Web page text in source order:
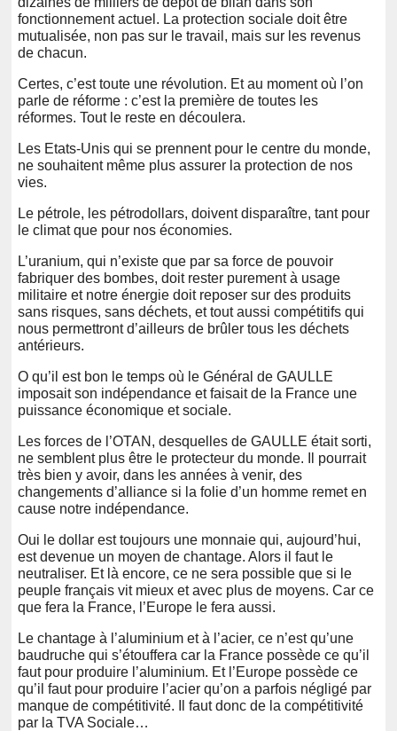
fonctionnement actuel. La protection sociale doit être
mutualisée, non pas sur le travail, mais sur les revenus
de chacun.
Certes, c’est toute une révolution. Et au moment où l’on
parle de réforme : c’est la première de toutes les
réformes. Tout le reste en découlera.
Les Etats-Unis qui se prennent pour le centre du monde,
ne souhaitent même plus assurer la protection de nos
vies.
Le pétrole, les pétrodollars, doivent disparaître, tant pour
le climat que pour nos économies.
L’uranium, qui n’existe que par sa force de pouvoir
fabriquer des bombes, doit rester purement à usage
militaire et notre énergie doit reposer sur des produits
sans risques, sans déchets, et tout aussi compétitifs qui
nous permettront d’ailleurs de brûler tous les déchets
antérieurs.
O qu’il est bon le temps où le Général de GAULLE
imposait son indépendance et faisait de la France une
puissance économique et sociale.
Les forces de l’OTAN, desquelles de GAULLE était sorti,
ne semblent plus être le protecteur du monde. Il pourrait
très bien y avoir, dans les années à venir, des
changements d’alliance si la folie d’un homme remet en
cause notre indépendance.
Oui le dollar est toujours une monnaie qui, aujourd’hui,
est devenue un moyen de chantage. Alors il faut le
neutraliser. Et là encore, ce ne sera possible que si le
peuple français vit mieux et avec plus de moyens. Car ce
que fera la France, l’Europe le fera aussi.
Le chantage à l’aluminium et à l’acier, ce n’est qu’une
baudruche qui s’étouffera car la France possède ce qu’il
faut pour produire l’aluminium. Et l’Europe possède ce
qu’il faut pour produire l’acier qu’on a parfois négligé par
manque de compétitivité. Il faut donc de la compétitivité
par la TVA Sociale…